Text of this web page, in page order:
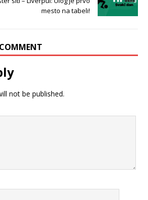
mesto na tabeli!
not be published.